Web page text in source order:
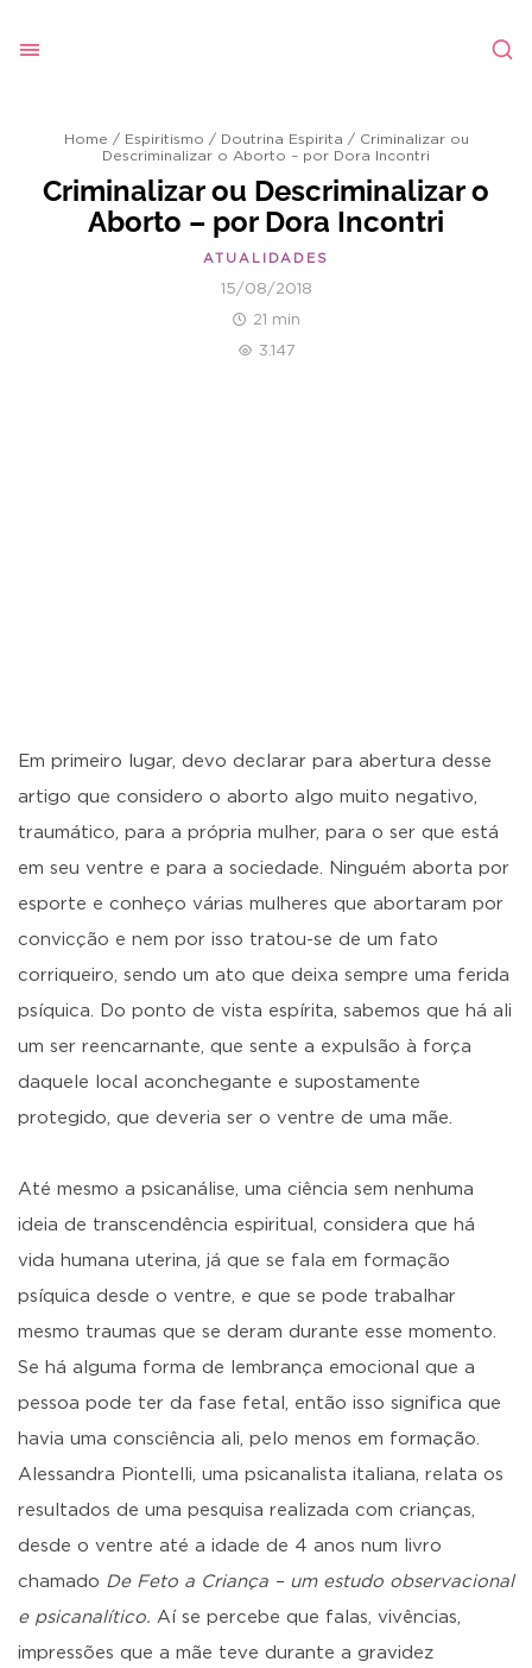
Home / Espiritismo / Doutrina Espirita / Criminalizar ou
Descriminalizar o Aborto – por Dora Incontri
Criminalizar ou Descriminalizar o
Aborto – por Dora Incontri
ATUALIDADES
15/08/2018
21 min
3.147
Em primeiro lugar, devo declarar para abertura desse
artigo que considero o aborto algo muito negativo,
traumático, para a própria mulher, para o ser que está
em seu ventre e para a sociedade. Ninguém aborta por
esporte e conheço várias mulheres que abortaram por
convicção e nem por isso tratou-se de um fato
corriqueiro, sendo um ato que deixa sempre uma ferida
psíquica. Do ponto de vista espírita, sabemos que há ali
um ser reencarnante, que sente a expulsão à força
daquele local aconchegante e supostamente
protegido, que deveria ser o ventre de uma mãe.
Até mesmo a psicanálise, uma ciência sem nenhuma
ideia de transcendência espiritual, considera que há
vida humana uterina, já que se fala em formação
psíquica desde o ventre, e que se pode trabalhar
mesmo traumas que se deram durante esse momento.
Se há alguma forma de lembrança emocional que a
pessoa pode ter da fase fetal, então isso significa que
havia uma consciência ali, pelo menos em formação.
Alessandra Piontelli, uma psicanalista italiana, relata os
resultados de uma pesquisa realizada com crianças,
desde o ventre até a idade de 4 anos num livro
chamado De Feto a Criança – um estudo observacional
e psicanalítico. Aí se percebe que falas, vivências,
impressões que a mãe teve durante a gravidez